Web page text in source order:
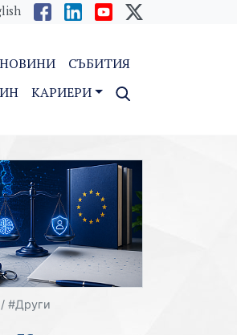
НОВИНИ
СЪБИТИЯ
КАРИЕРИ
#Други